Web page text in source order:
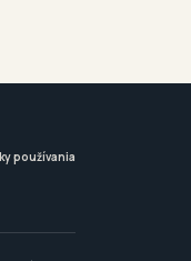
používania